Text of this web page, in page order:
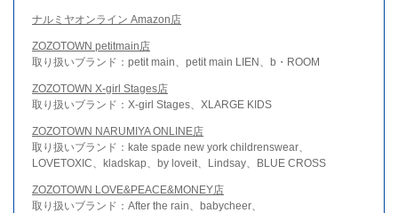
ナルミヤオンライン Amazon店
ZOZOTOWN petitmain店
取り扱いブランド：petit main、petit main LIEN、b・ROOM
ZOZOTOWN X-girl Stages店
取り扱いブランド：X-girl Stages、XLARGE KIDS
ZOZOTOWN NARUMIYA ONLINE店
取り扱いブランド：kate spade new york childrenswear、
LOVETOXIC、kladskap、by loveit、Lindsay、BLUE CROSS
ZOZOTOWN LOVE&PEACE&MONEY店
取り扱いブランド：After the rain、babycheer、